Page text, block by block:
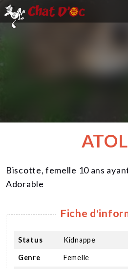
Biscotte, femelle 10 ans
Adorable
Fiche
Status Kidnappe
Genre Femelle